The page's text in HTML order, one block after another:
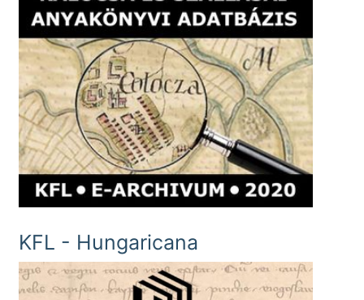
KFL - Hungaricana